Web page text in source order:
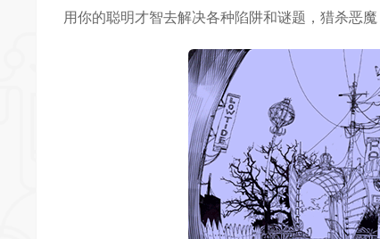
用你的聪明才智去解决各种陷阱和谜题，猎杀恶魔